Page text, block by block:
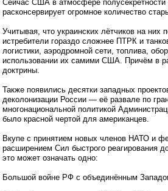
Сейчас США в атмосфере полусекретности
расконсервирует огромное количество
Учитывая, что украинских лётчиков на них
истребители гораздо сложнее ПТРК и
логистики, аэродромной сети, топлива,
использовании их самими США. Причём в
доктрины.
Также появились десятки западных
деколонизации России — её развале по
многонациональной политикой
было красной чертой для американцев.
Вкупе с принятием новых членов НАТО и
расширением Сил быстрого реагирования
это может означать одно:
Большой войне РФ с объединённым